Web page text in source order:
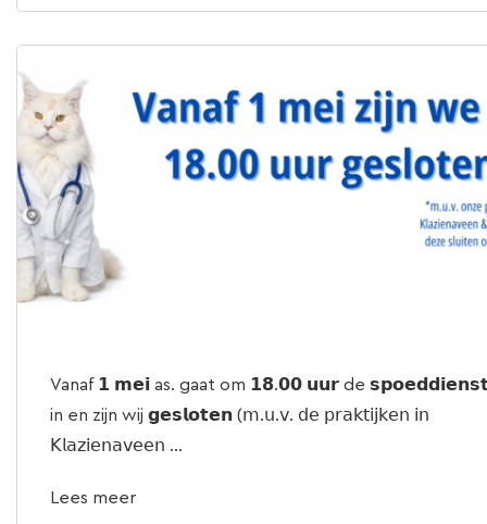
Vanaf 𝟭 𝗺𝗲𝗶 as. gaat om 𝟭𝟴.𝟬𝟬 𝘂𝘂𝗿 de
in en zijn wij 𝗴𝗲𝘀𝗹𝗼𝘁𝗲𝗻 (𝗆.𝗎.𝗏. 𝖽𝖾 𝗉𝗋𝖺𝗄𝗍𝗂𝗃𝗄𝖾𝗇 𝗂𝗇
𝖪𝗅𝖺𝗓𝗂𝖾𝗇𝖺𝗏𝖾𝖾𝗇 ...
Lees meer